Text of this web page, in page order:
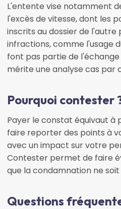
L'entente vise notamment
l'excès de vitesse, dont les
inscrits au dossier de l'autre
infractions, comme l'usage
font pas partie de l'échange
mérite une analyse cas par
Pourquoi contester
Payer le constat équivaut à
faire reporter des points à
avec un impact sur votre
Contester permet de faire
que la condamnation ne
Questions